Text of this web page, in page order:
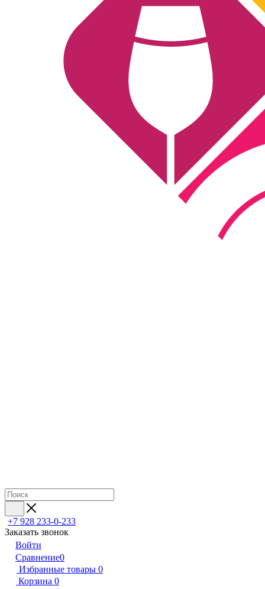
+7 928 233-0-233
Заказать звонок
Войти
Сравнение0
Избранные товары 0
Корзина 0